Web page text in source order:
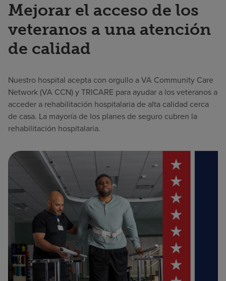
Mejorar el acceso de los
veteranos a una atención
de calidad
Nuestro hospital acepta con orgullo a VA Community Care
Network (VA CCN) y TRICARE para ayudar a los veteranos a
acceder a rehabilitación hospitalaria de alta calidad cerca
de casa. La mayoría de los planes de seguro cubren la
rehabilitación hospitalaria.